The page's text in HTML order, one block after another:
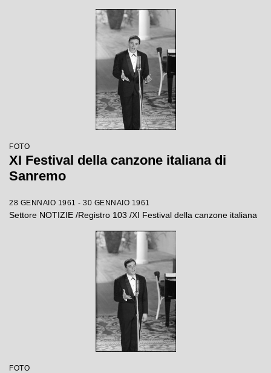
FOTO
XI Festival della canzone italiana di
Sanremo
28 GENNAIO 1961 - 30 GENNAIO 1961
Settore NOTIZIE /Registro 103 /XI Festival della canzone italiana
FOTO